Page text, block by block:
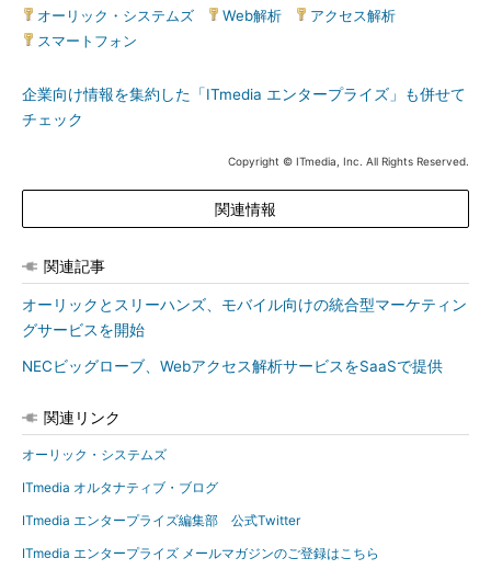
オーリック・システムズ Web解析 アクセス解析
スマートフォン
企業向け情報を集約した「ITmedia エンタープライズ」も併せて
チェック
Copyright © ITmedia, Inc. All Rights Reserved.
関連情報
関連記事
オーリックとスリーハンズ、モバイル向けの統合型マーケティン
グサービスを開始
NECビッグローブ、Webアクセス解析サービスをSaaSで提供
関連リンク
オーリック・システムズ
ITmedia オルタナティブ・ブログ
ITmedia エンタープライズ編集部 公式Twitter
ITmedia エンタープライズ メールマガジンのご登録はこちら